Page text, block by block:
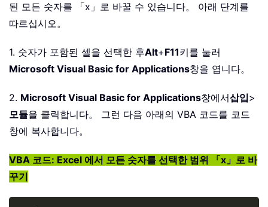
된 모든 숫자를 「x」로 바꿀 수 있습니다。 아래 단계를
따르십시오。
1. 숫자가 포함된 셀을 선택한 후Alt+F11키를 눌러
Microsoft Visual Basic for Applications창을 엽니다。
2. Microsoft Visual Basic for Applications창에서삽입>
모듈을 클릭합니다。 그런 다음 아래의 VBA 코드를 코드
창에 복사합니다。
VBA 코드: Excel 에서 모든 숫자를 선택한 범위 「x」로 바
꾸기